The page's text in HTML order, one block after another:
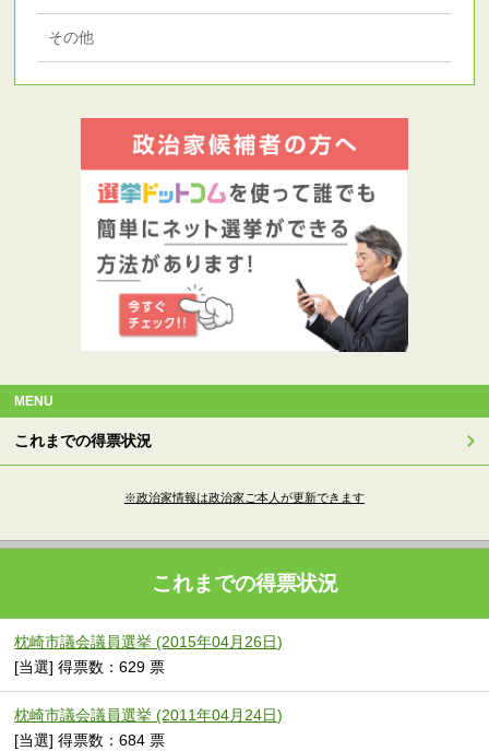
その他
MENU
これまでの得票状況
※政治家情報は政治家ご本人が更新できます
これまでの得票状況
枕崎市議会議員選挙 (2015年04月26日)
[当選] 得票数：629 票
枕崎市議会議員選挙 (2011年04月24日)
[当選] 得票数：684 票